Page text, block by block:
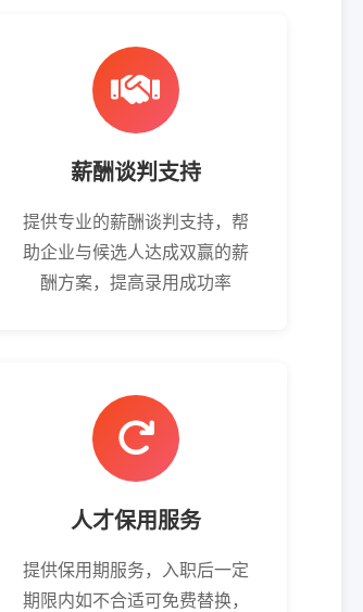
薪酬谈判支持
提供专业的薪酬谈判支持，帮
助企业与候选人达成双赢的薪
酬方案，提高录用成功率
人才保用服务
提供保用期服务，入职后一定
期限内如不合适可免费替换，